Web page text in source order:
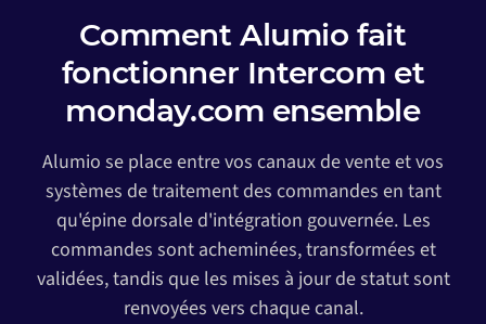
Comment Alumio fait
fonctionner Intercom et
monday.com ensemble
Alumio se place entre vos canaux de vente et vos
systèmes de traitement des commandes en tant
qu'épine dorsale d'intégration gouvernée. Les
commandes sont acheminées, transformées et
validées, tandis que les mises à jour de statut sont
renvoyées vers chaque canal.